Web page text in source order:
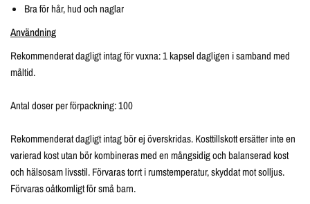
Bra för hår, hud och naglar
Användning
Rekommenderat dagligt intag för vuxna: 1 kapsel dagligen i samband med
måltid.
Antal doser per förpackning: 100
Rekommenderat dagligt intag bör ej överskridas. Kosttillskott ersätter inte en
varierad kost utan bör kombineras med en mångsidig och balanserad kost
och hälsosam livsstil. Förvaras torrt i rumstemperatur, skyddat mot solljus.
Förvaras oåtkomligt för små barn.